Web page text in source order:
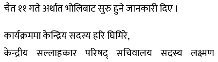
चैत ११ गते अर्थात भोलिबाट सुरु हुने जानकारी दिए ।
कार्यक्रममा केन्द्रिय सदस्य हरि घिमिरे,
केन्द्रीय सल्लाहकार परिषद् सचिवालय सदस्य लक्ष्मण